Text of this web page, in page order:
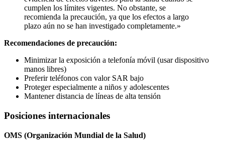
cumplen los límites vigentes. No obstante, se
recomienda la precaución, ya que los efectos a largo
plazo aún no se han investigado completamente.»
Recomendaciones de precaución:
Minimizar la exposición a telefonía móvil (usar dispositivo
manos libres)
Preferir teléfonos con valor SAR bajo
Proteger especialmente a niños y adolescentes
Mantener distancia de líneas de alta tensión
Posiciones internacionales
OMS (Organización Mundial de la Salud)